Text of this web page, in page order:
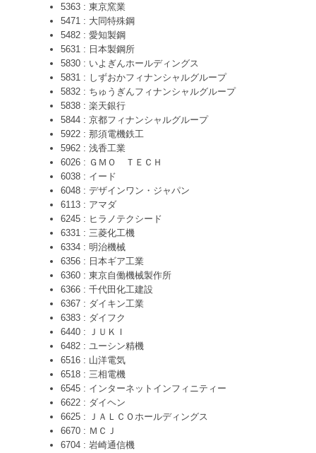
5363 : 東京窯業
5471 : 大同特殊鋼
5482 : 愛知製鋼
5631 : 日本製鋼所
5830 : いよぎんホールディングス
5831 : しずおかフィナンシャルグループ
5832 : ちゅうぎんフィナンシャルグループ
5838 : 楽天銀行
5844 : 京都フィナンシャルグループ
5922 : 那須電機鉄工
5962 : 浅香工業
6026 : ＧＭＯ ＴＥＣＨ
6038 : イード
6048 : デザインワン・ジャパン
6113 : アマダ
6245 : ヒラノテクシード
6331 : 三菱化工機
6334 : 明治機械
6356 : 日本ギア工業
6360 : 東京自働機械製作所
6366 : 千代田化工建設
6367 : ダイキン工業
6383 : ダイフク
6440 : ＪＵＫＩ
6482 : ユーシン精機
6516 : 山洋電気
6518 : 三相電機
6545 : インターネットインフィニティー
6622 : ダイヘン
6625 : ＪＡＬＣＯホールディングス
6670 : ＭＣＪ
6704 : 岩崎通信機